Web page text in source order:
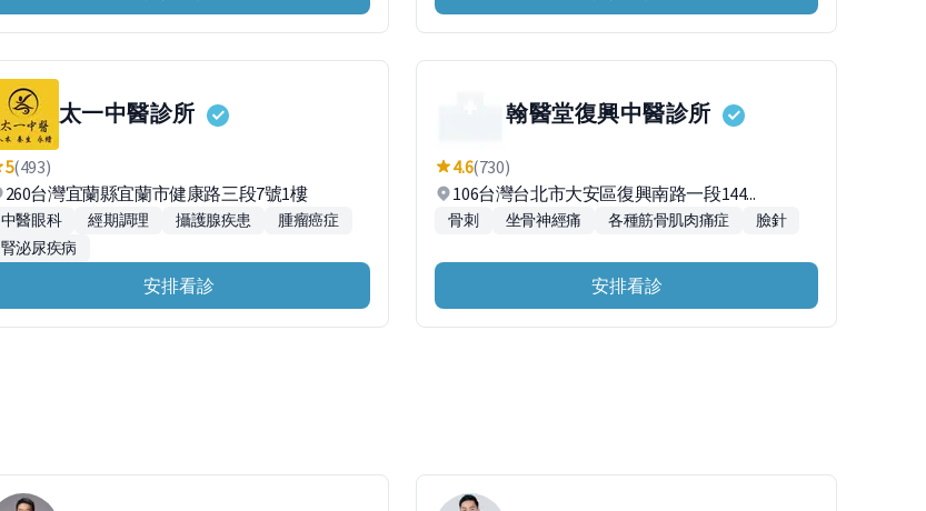
太一中醫診所
5(493)
260台灣宜蘭縣宜蘭市健康路三段7號1樓
中醫眼科 經期調理 攝護腺疾患
腫瘤癌症
腎泌尿疾病
安排看診
翰醫堂復興中醫診所
4.6(730)
106台灣台北市大安區復興南路一段144...
骨刺 坐骨神經痛 各種筋骨肌肉痛症 臉針
安排看診